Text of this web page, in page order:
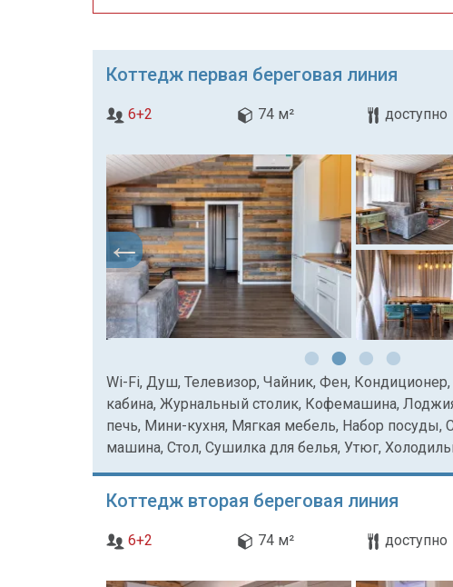
Коттедж первая береговая линия
6+2 74 м² доступно
Wi-Fi, Душ, Телевизор, Чайник, Фен,
кабина, Журнальный столик, Кофемашина,
печь, Мини-кухня, Мягкая мебель, Набор посуды,
машина, Стол, Сушилка для белья, Утюг,
Коттедж вторая береговая линия
6+2 74 м² доступно